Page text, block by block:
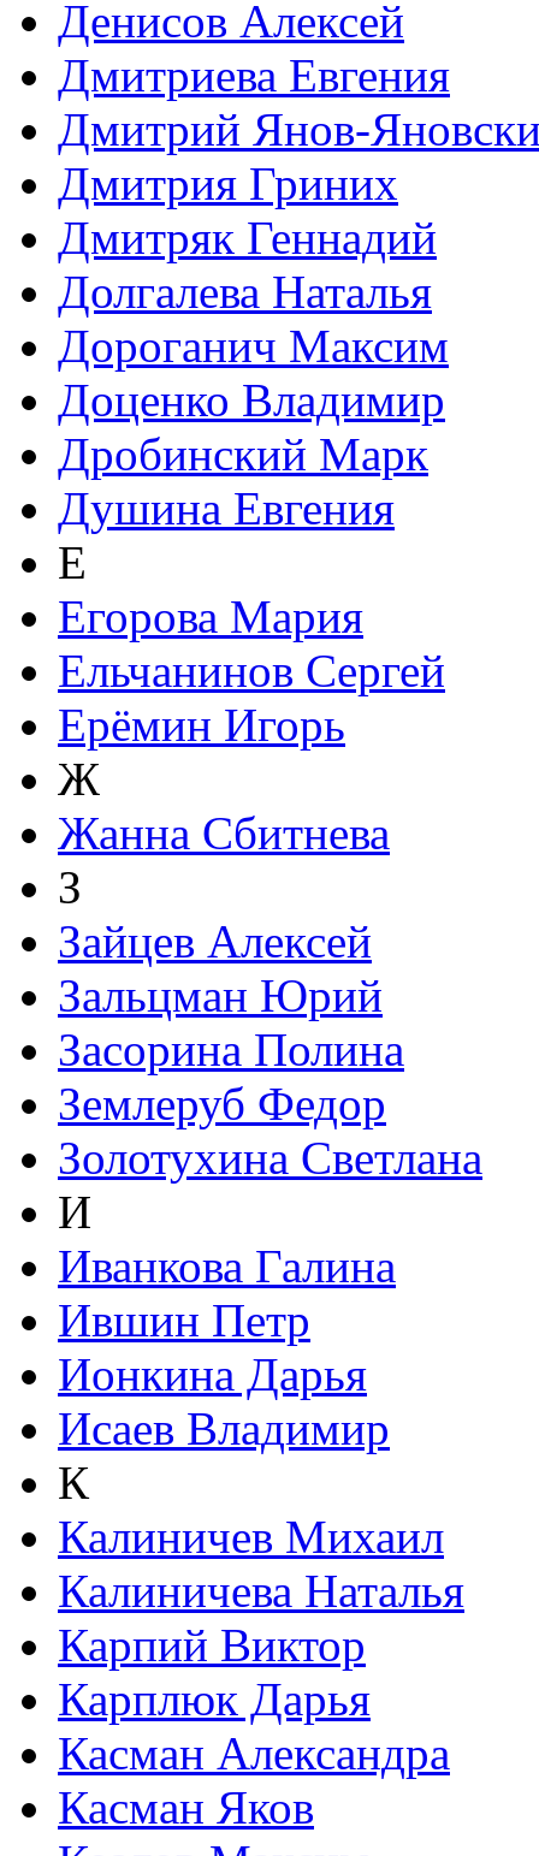
Денисов Алексей
Дмитриева Евгения
Дмитрий Янов-
Дмитрия Гриних
Дмитряк Геннадий
Долгалева Наталья
Дороганич Максим
Доценко Владимир
Дробинский Марк
Душина Евгения
Е
Егорова Мария
Ельчанинов Сергей
Ерёмин Игорь
Ж
Жанна Сбитнева
З
Зайцев Алексей
Зальцман Юрий
Засорина Полина
Землеруб Федор
Золотухина Светлана
И
Иванкова Галина
Ившин Петр
Ионкина Дарья
Исаев Владимир
К
Калиничев Михаил
Калиничева Наталья
Карпий Виктор
Карплюк Дарья
Касман Александра
Касман Яков